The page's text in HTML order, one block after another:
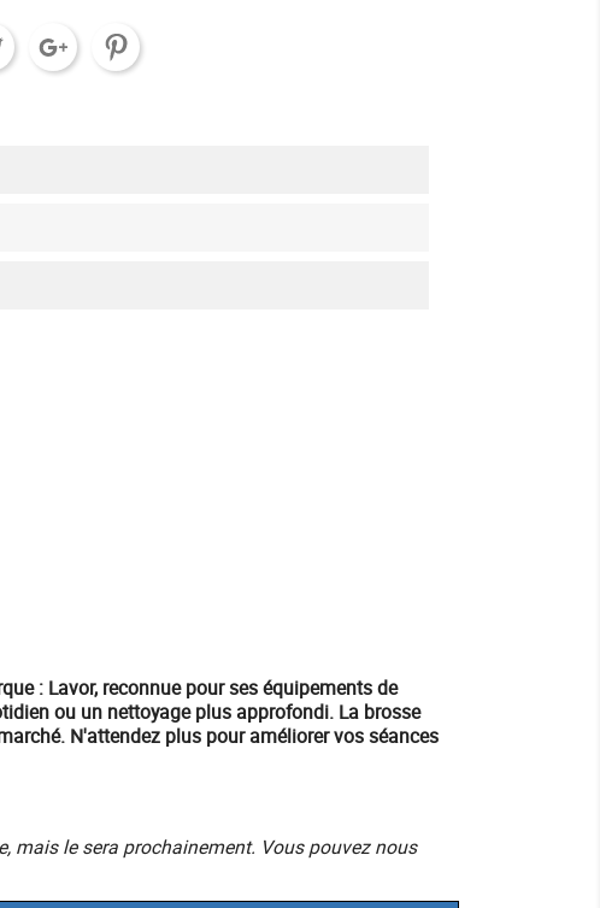
: Lavor, reconnue pour ses équipements de
ou un nettoyage plus approfondi. La brosse
N'attendez plus pour améliorer vos séances
mais le sera prochainement. Vous pouvez nous